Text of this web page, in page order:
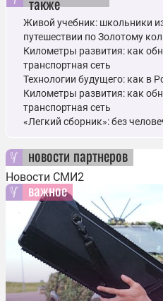
Живой учебник: школьники
путешествии по Золотому
Километры развития: как
транспортная сеть
Технологии будущего: как в
Километры развития: как
транспортная сеть
«Легкий сборник»: без
новости партнеров
Новости СМИ2
важное